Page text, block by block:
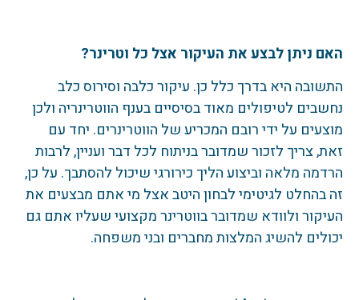
האם ניתן לבצע את העיקור אצל כל וטרינר?
התשובה היא בדרך כלל כן. עיקור כלבה וסירוס כלב
נחשבים לטיפולים מאוד בסיסיים בענף הווטרינריה ולכן
מוצעים על ידי רובם המכריע של הווטרינרים. יחד עם
זאת, צריך לזכור שמדובר בניתוח לכל דבר ועניין, לרבות
הרדמה מלאה וביצוע הליך כירורגי שיכול להסתבך. על כן,
זה בהחלט לגיטימי לבחון היטב אצל מי אתם מבצעים את
העיקור ולוודא שמדובר בווטרינר מקצועי שעליו אתם גם
יכולים להשיג המלצות מחברים ובני משפחה.